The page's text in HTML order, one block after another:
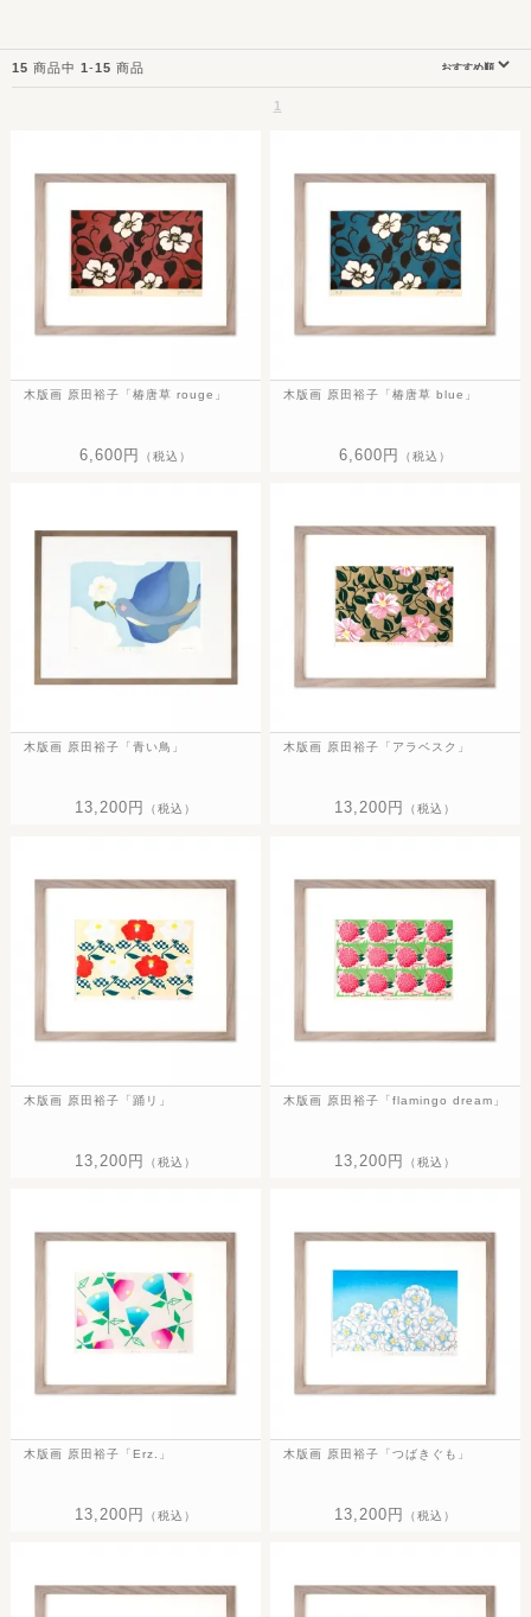
15 商品中 1-15 商品
1
木版画 原田裕子「椿唐草 rouge」
6,600円 （税込）
木版画 原田裕子「椿唐草 blue」
6,600円 （税込）
木版画 原田裕子「青い鳥」
13,200円 （税込）
木版画 原田裕子「アラベスク」
13,200円 （税込）
木版画 原田裕子「踊リ」
13,200円 （税込）
木版画 原田裕子「flamingo dream」
13,200円 （税込）
木版画 原田裕子「Erz.」
13,200円 （税込）
木版画 原田裕子「つばきぐも」
13,200円 （税込）